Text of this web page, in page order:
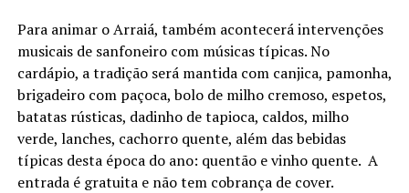
Para animar o Arraiá, também acontecerá intervenções
musicais de sanfoneiro com músicas típicas. No
cardápio, a tradição será mantida com canjica, pamonha,
brigadeiro com paçoca, bolo de milho cremoso, espetos,
batatas rústicas, dadinho de tapioca, caldos, milho
verde, lanches, cachorro quente, além das bebidas
típicas desta época do ano: quentão e vinho quente. A
entrada é gratuita e não tem cobrança de cover.